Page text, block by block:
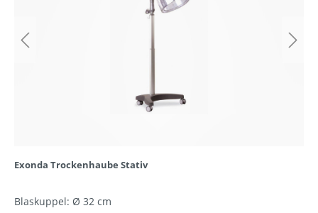
Exonda Trockenhaube Stativ
Blaskuppel: Ø 32 cm